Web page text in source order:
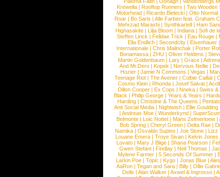
Krewella | Rooftop Runners | Two Wooden
Motorhead | Ricardo Bielecki | Otto Normal
Roar |Bo Saris |Alle Farben feat. Graham
Mehrzad Marashi | Synthkartell | Ham
Highasakite | Lilja Bloom | Indiana | Sofi de
Steffen Linck | Felidae Trick | Eau Rouge |
Ella Endlich | Secondcity | Eisenhauer
Internationale |Chris Malinchak |Porter
Bonamassa | ZHU | Oliver Heldens |
Martin Goldenbaum |Lary |Grace |
And Mr.Dero | Kopek | Nervous Nellie |
Hozier | Jamie N Commons | Vegas |
Teenage Riot | The Avener | Colbie Caillat |
Cosmo Klein | Rhonda | Josef Salvat |
Dillon Cooper | Ex Cops | Nneka | Swiss &
Black | Philip George | Years & Years |
Harding |Christine & The Queens |
Anti Social Media |Nightwish |Ellie Goulding
| Andreas Moe | Wunderkynd |
Belmonte | Loic Nottet | Mans Zelmerloew |
Bob Spring |Cheryl Green |Delta Rae |
Namika |Osvaldo Supino |Joe Stone |Lizz
Louane Emera |Troye Sivan |Kelvin Jones
Lovato |Mary J Blige |Shana Pearson |
Gwen Stefani |Findlay |Neil Thomas |
Mylene Farmer |5 Seconds Of Summer |
Larkin Poe | Topic | Kygo | Jonas Blue |
AaRon | Tegan and Sara | Billy | Ollie
Delle | Alan Walker | Axwel & Ingrosso |